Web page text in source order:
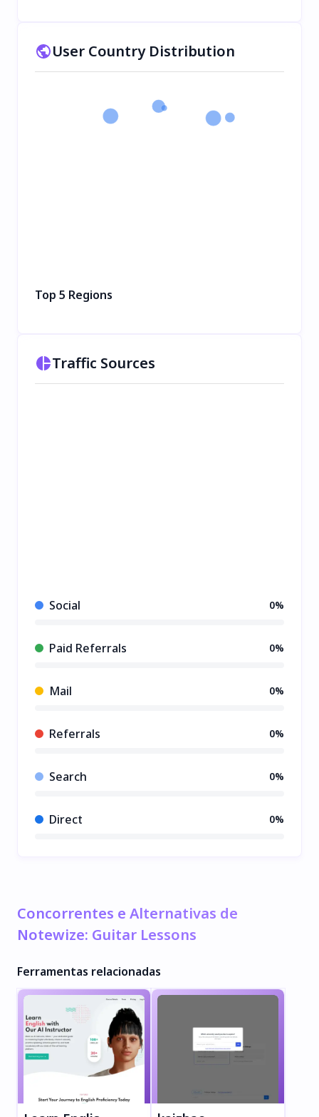
User Country Distribution
Top 5 Regions
Traffic Sources
Social 0%
Paid Referrals 0%
Mail 0%
Referrals 0%
Search 0%
Direct 0%
Concorrentes e Alternativas de
Notewize: Guitar Lessons
Ferramentas relacionadas